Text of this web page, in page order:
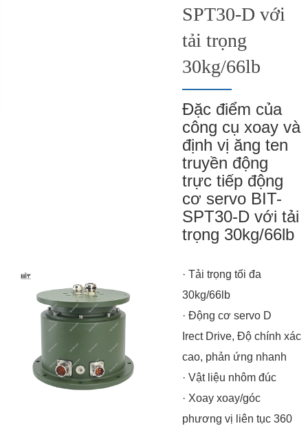
SPT30-D với
tải trọng
30kg/66lb
Đặc điểm của
công cụ xoay và
định vị ăng ten
truyền động
trực tiếp động
cơ servo BIT-
SPT30-D với tải
trọng 30kg/66lb
· Tải trọng tối đa
30kg/66lb
· Động cơ servo D
Irect Drive, Độ chính xác
cao, phản ứng nhanh
· Vật liệu nhôm đúc
· Xoay xoay/góc
phương vị liên tục 360